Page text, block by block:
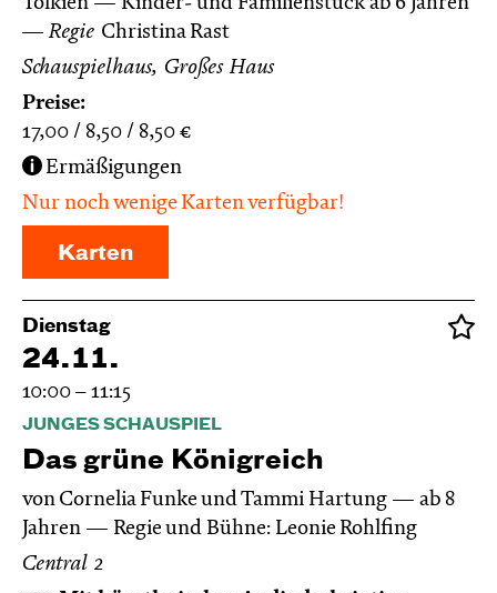
Regie Christina Rast
Schauspielhaus, Großes Haus
Preise:
17,00
8,50 8,50 €
Ermäßigungen
Nur noch wenige Karten verfügbar!
Karten
Dienstag
24.11.
10:00 – 11:15
JUNGES SCHAUSPIEL
Das grüne König­reich
von Cornelia Funke und Tammi Hartung
ab 8
Jahren
Regie und Bühne: Leonie Rohlfing
Central 2